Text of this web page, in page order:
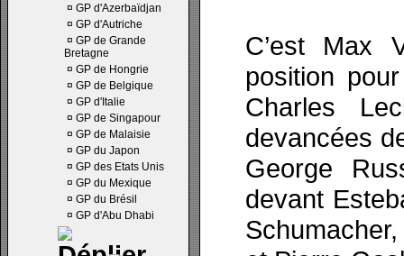
¤ GP d'Azerbaïdjan
¤ GP d'Autriche
¤ GP de Grande
Bretagne
¤ GP de Hongrie
¤ GP de Belgique
¤ GP d'Italie
¤ GP de Singapour
¤ GP de Malaisie
¤ GP du Japon
¤ GP des Etats Unis
¤ GP du Mexique
¤ GP du Brésil
¤ GP d'Abu Dhabi
C’est Max
position
Charles
devancées
George
devant